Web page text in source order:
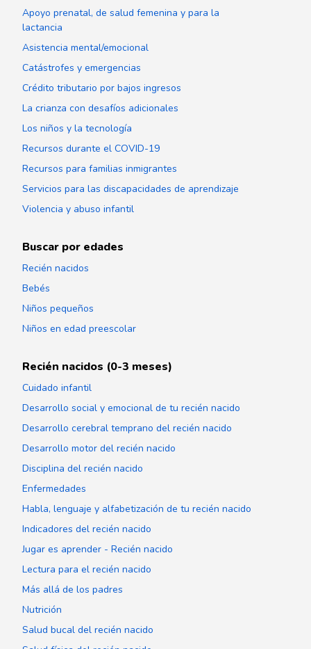
Apoyo prenatal, de salud femenina y para la
lactancia
Asistencia mental/emocional
Catástrofes y emergencias
Crédito tributario por bajos ingresos
La crianza con desafíos adicionales
Los niños y la tecnología
Recursos durante el COVID-19
Recursos para familias inmigrantes
Servicios para las discapacidades de aprendizaje
Violencia y abuso infantil
Buscar por edades
Recién nacidos
Bebés
Niños pequeños
Niños en edad preescolar
Recién nacidos (0-3 meses)
Cuidado infantil
Desarrollo social y emocional de tu recién nacido
Desarrollo cerebral temprano del recién nacido
Desarrollo motor del recién nacido
Disciplina del recién nacido
Enfermedades
Habla, lenguaje y alfabetización de tu recién nacido
Indicadores del recién nacido
Jugar es aprender - Recién nacido
Lectura para el recién nacido
Más allá de los padres
Nutrición
Salud bucal del recién nacido